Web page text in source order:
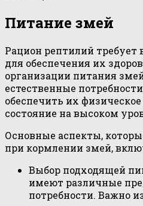
Питание змей
Рацион рептилий требует
для обеспечения их
организации питания
естественные
обеспечить их
состояние на высоком
Основные аспекты,
при кормлении змей,
Выбор подходящей
имеют различные
потребности. Важно